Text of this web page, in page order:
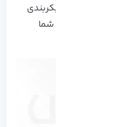
را نصب و پیکربندی
کنید، نما کلی پیشخوان Jenkins در شکل زیر برای شما